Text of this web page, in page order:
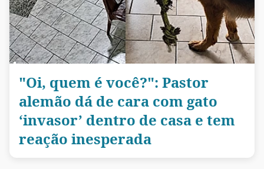
"Oi, quem é você?": Pastor
alemão dá de cara com gato
‘invasor’ dentro de casa e tem
reação inesperada